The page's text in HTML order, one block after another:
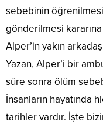
sebebinin öğrenilmesi
gönderilmesi
Alper’in yakın
Yazan, Alper’i bir
süre sonra ölüm
İnsanların hayatında
tarihler vardır. İşte